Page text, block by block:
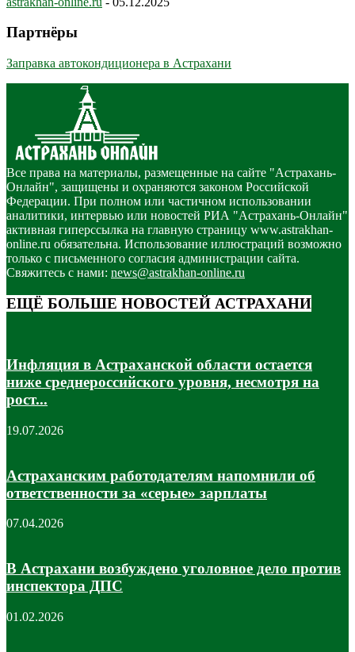
Партнёры
Заправка автокондиционера в Астрахани
Все права на материалы, размещенные на сайте "Астрахань-
Онлайн", защищены и охраняются законом Российской
Федерации. При полном или частичном использовании
аналитики, интервью или новостей РИА "Астрахань-Онлайн"
активная гиперссылка на главную страницу www.astrakhan-
online.ru обязательна. Использование иллюстраций возможно
только с письменного согласия администрации сайта.
Свяжитесь с нами: news@astrakhan-online.ru
ЕЩЁ БОЛЬШЕ НОВОСТЕЙ АСТРАХАНИ
Инфляция в Астраханской области остается
ниже среднероссийского уровня, несмотря на
рост...
19.07.2026
Астраханским работодателям напомнили об
ответственности за «серые» зарплаты
07.04.2026
В Астрахани возбуждено уголовное дело против
инспектора ДПС
01.02.2026